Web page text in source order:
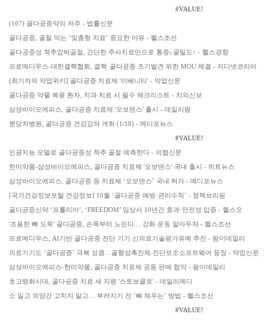
#VALUE!
(107) 골다공증약의 저주 - 법률신문
골다공증, 골절 막는 ‘맞춤형 치료’ 중요한 이유 - 헬스조선
골다공증성 척추압박골절, 간단한 주사치료만으로 통증↓골밀도↑ - 헬스경향
프로메디우스-대한결핵협회, 결핵·골다공증 조기발견 위한 MOU 체결 - 지디넷코리아
[최기자의 약업위키] 골다공증 치료제 '이베니티' - 약업신문
골다공증 약물 복용 환자, 치과 치료 시 필수 체크리스트 - 치의신보
삼성바이오에피스, 골다공증 치료제 '오보덴스' 출시 - 데일리팜
분당차병원, 골다공증 건강강좌 개최 (1/18) - 메디포뉴스
#VALUE!
인공지능 모델로 골다공증성 척추 골절 예측한다 - 의협신문
한미약품-삼성바이오에피스, 골다공증 치료제 '오보덴스' 국내 출시 - 히트뉴스
삼성바이오에피스, 골다공증 등 치료제 ‘오보덴스’ 국내 허가 - 메디포뉴스
[국가건강정보포털 건강정보] 10월 ‘골다공증 예방·관리수칙’ - 정책브리핑
골다공증신약 ‘프롤리아’, ‘FREEDOM’ 임상서 10년간 효과·안전성 입증 - 헬스오
'조용한 뼈 도둑' 골다공증, 손목부터 노린다… 강화 운동 알아두자 - 헬스조선
프로메디우스, AI기반 골다공증 진단 기기 신의료기술평가유예 추진 - 팜이데일리
의료기기도 ‘골다공증’ 극복 성큼…골형성촉진제‧진단보조소프트웨어 등장 - 약업신문
삼성바이오에피스-한미약품, 골다공증 치료제 공동 판매 협약 - 팜이데일리
초고령화시대, 골다공증 치료 새 지평 '스토보클로' - 데일리메디
소 잃고 외양간 고치지 말고… 부러지기 전 ‘뼈 채우는’ 방법 - 헬스조선
#VALUE!